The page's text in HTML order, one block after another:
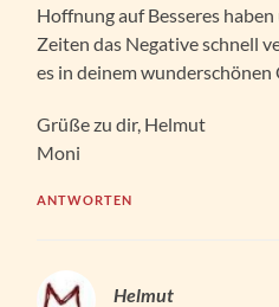
Hoffnung auf Besseres
Zeiten das Negative schnell
es in deinem wunderschönen
Grüße zu dir, Helmut
Moni
ANTWORTEN
Helmut